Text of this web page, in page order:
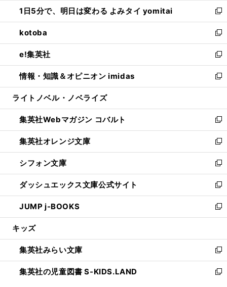
で
開
く
ド
ウ
で
開
く
ィ
ン
ド
ウ
で
開
く
し
い
ウ
ィ
ン
ド
ウ
で
開
1日5分で、明日は変わる よみタイ yomitai
新
し
い
ウ
ィ
ン
ド
ウ
開
く
kotoba
新
し
い
ウ
ィ
ン
ウ
で
開
く
e!集英社
新
し
い
ウ
ン
ド
ウ
で
開
く
情報・知識＆オピニオン imidas
新
し
ウ
ィ
ン
ド
ウ
で
開
く
ライトノベル・ノベライズ
集英社Webマガジン コバルト
新
し
い
ウ
ィ
ン
ド
ウ
で
開
集英社オレンジ文庫
新
し
い
ウ
ィ
ン
ド
ウ
開
く
シフォン文庫
新
し
い
ウ
ィ
ン
ウ
で
開
く
ダッシュエックス文庫公式サイト
新
し
い
ウ
ン
ド
ウ
で
JUMP j-BOOKS
新
し
ウ
ィ
ン
ド
キッズ
集英社みらい文庫
新
し
い
集英社の児童図書 S-KIDS.LAND
新